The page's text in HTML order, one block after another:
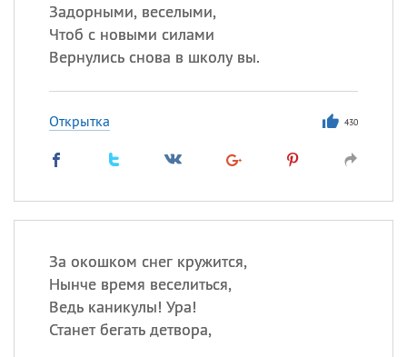
Задорными, веселыми,
Чтоб с новыми силами
Вернулись снова в школу вы.
Открытка 430
За окошком снег кружится,
Нынче время веселиться,
Ведь каникулы! Ура!
Станет бегать детвора,